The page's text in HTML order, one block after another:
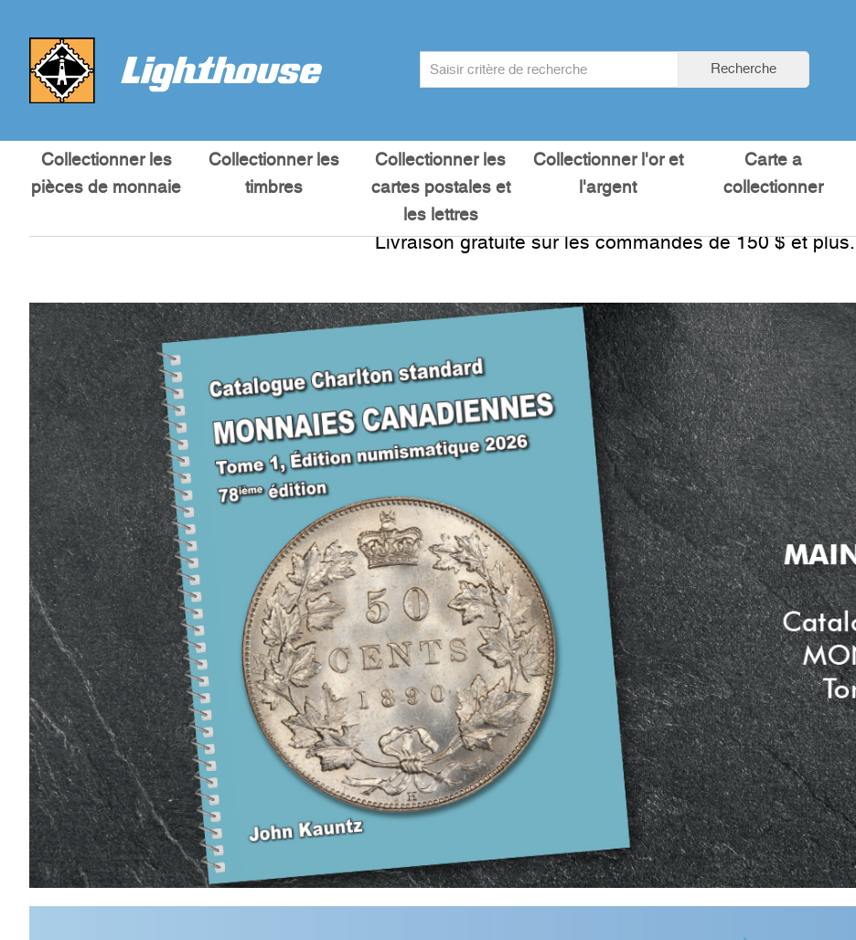
Recherche
Collectionner les
pièces de monnaie
Collectionner les
timbres
Collectionner les
cartes postales et
les lettres
Collectionner l'or et
l'argent
Carte a
collectionner
Livraison gratuite sur les commandes de 150 $ et plus.